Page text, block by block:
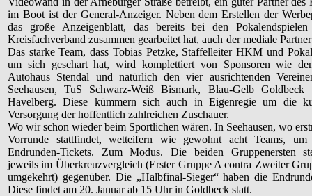
im Boot ist der General-Anzeiger. Neben dem Erstellen der
das große Anzeigenblatt, das bereits bei den
Kreisfachverband zusammen gearbeitet hat, auch der mediale
Das starke Team, dass Tobias Petzke, Staffelleiter HKM und
um sich geschart hat, wird komplettiert von Sponsoren wie
Autohaus Stendal und natürlich den vier ausrichtenden
Seehausen, TuS Schwarz-Weiß Bismark, Blau-Gelb
Havelberg. Diese kümmern sich auch in Eigenregie um die
Versorgung der hoffentlich zahlreichen Zuschauer.
Wo wir schon wieder beim Sportlichen wären. In Seehausen, wo
Vorrunde stattfindet, wetteifern wie gewohnt acht Teams,
Endrunden-Tickets. Zum Modus. Die beiden Gruppenersten
jeweils im Überkreuzvergleich (Erster Gruppe A contra Zweiter
umgekehrt) gegenüber. Die „Halbfinal-Sieger“ haben die
Diese findet am 20. Januar ab 15 Uhr in Goldbeck statt.